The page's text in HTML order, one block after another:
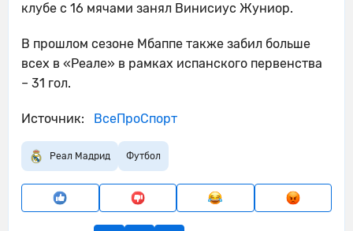
клубе с 16 мячами занял Винисиус Жуниор.
В прошлом сезоне Мбаппе также забил больше
всех в «Реале» в рамках испанского первенства
– 31 гол.
Источник: ВсеПроСпорт
Реал Мадрид Футбол